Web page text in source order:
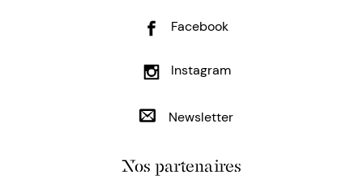
Facebook
Instagram
Newsletter
Nos partenaires